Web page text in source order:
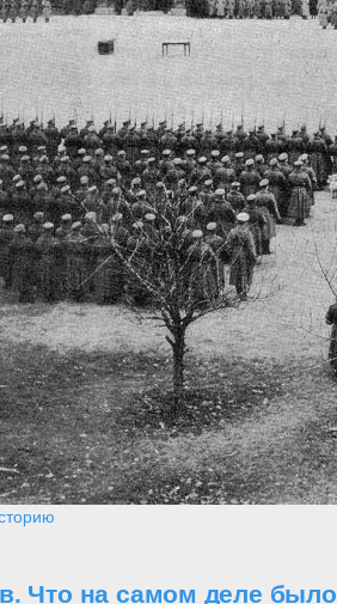
Что на самом деле было